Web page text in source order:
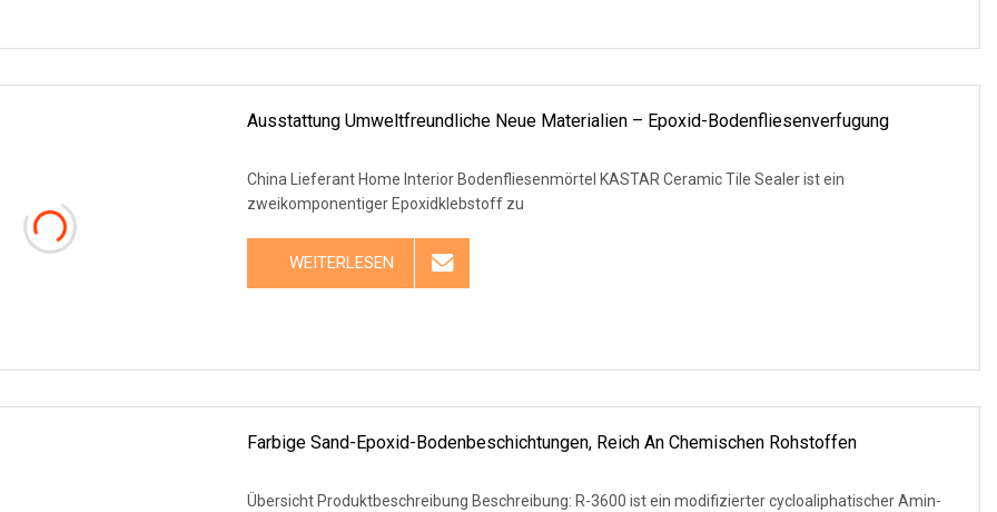
Ausstattung Umweltfreundliche Neue Materialien – Epoxid-Bodenfliesenverfugung
China Lieferant Home Interior Bodenfliesenmörtel KASTAR Ceramic Tile Sealer ist ein
zweikomponentiger Epoxidklebstoff zu
WEITERLESEN
Farbige Sand-Epoxid-Bodenbeschichtungen, Reich An Chemischen Rohstoffen
Übersicht Produktbeschreibung Beschreibung: R-3600 ist ein modifizierter cycloaliphatischer Amin-